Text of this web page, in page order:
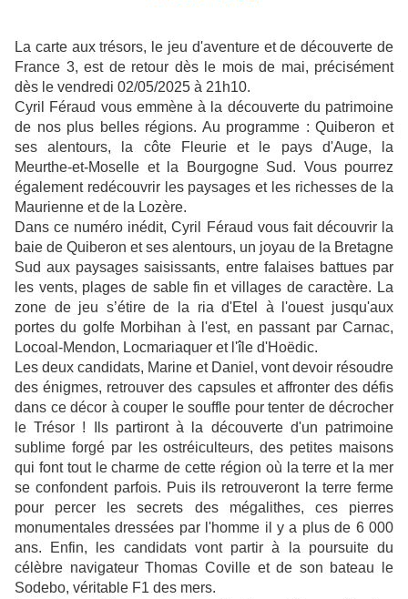
La carte aux trésors, le jeu d'aventure et de découverte de
France 3, est de retour dès le mois de mai, précisément
dès le vendredi 02/05/2025 à 21h10.
Cyril Féraud vous emmène à la découverte du patrimoine
de nos plus belles régions. Au programme : Quiberon et
ses alentours, la côte Fleurie et le pays d'Auge, la
Meurthe-et-Moselle et la Bourgogne Sud. Vous pourrez
également redécouvrir les paysages et les richesses de la
Maurienne et de la Lozère.
Dans ce numéro inédit, Cyril Féraud vous fait découvrir la
baie de Quiberon et ses alentours, un joyau de la Bretagne
Sud aux paysages saisissants, entre falaises battues par
les vents, plages de sable fin et villages de caractère. La
zone de jeu s’étire de la ria d'Etel à l'ouest jusqu'aux
portes du golfe Morbihan à l'est, en passant par Carnac,
Locoal-Mendon, Locmariaquer et l'île d'Hoëdic.
Les deux candidats, Marine et Daniel, vont devoir résoudre
des énigmes, retrouver des capsules et affronter des défis
dans ce décor à couper le souffle pour tenter de décrocher
le Trésor ! Ils partiront à la découverte d'un patrimoine
sublime forgé par les ostréiculteurs, des petites maisons
qui font tout le charme de cette région où la terre et la mer
se confondent parfois. Puis ils retrouveront la terre ferme
pour percer les secrets des mégalithes, ces pierres
monumentales dressées par l'homme il y a plus de 6 000
ans. Enfin, les candidats vont partir à la poursuite du
célèbre navigateur Thomas Coville et de son bateau le
Sodebo, véritable F1 des mers.